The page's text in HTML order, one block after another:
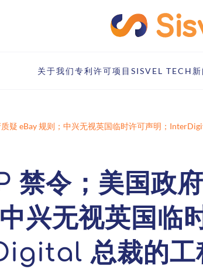
关于我们专利许可项目 SISVEL TECH
质疑 eBay 规则；中兴无视英国临时许可声明；
禁令；美国政
兴无视英国临
总裁的工